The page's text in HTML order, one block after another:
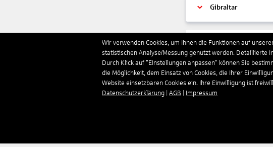
Gibraltar
Grenada
Griechenland
Wir verwenden Cookies, um Ihnen die Funktionen auf
statistischen Analyse/Messung genutzt werden. Detaillierte
Durch Klick auf "Einstellungen anpassen" können Sie
die Möglichkeit, dem Einsatz von Cookies, die Ihrer
Website einsetzbaren Cookies ein. Ihre Einwilligung ist
Datenschutzerklärung
AGB Impressum